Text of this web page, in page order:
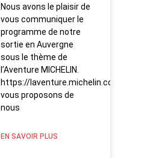
Nous avons le plaisir de
vous communiquer le
programme de notre
sortie en Auvergne
sous le thème de
l’Aventure MICHELIN.
https://laventure.michelin.comNous
vous proposons de
nous
EN SAVOIR PLUS